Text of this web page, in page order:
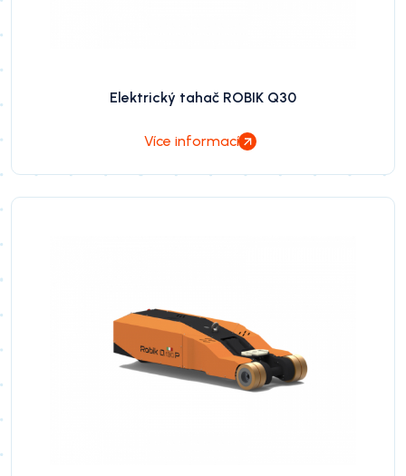
Elektrický tahač ROBIK Q30
Více informací